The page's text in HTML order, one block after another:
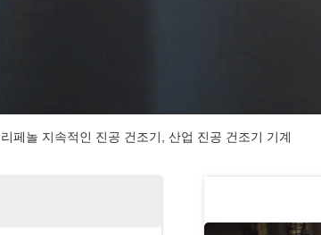
페놀 지속적인 진공 건조기, 산업 진공 건조기 기계